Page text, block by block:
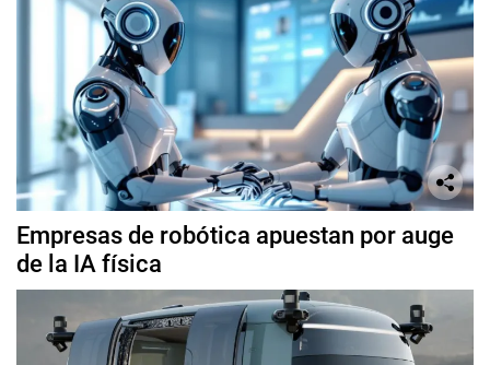
Empresas de robótica apuestan por auge
de la IA física